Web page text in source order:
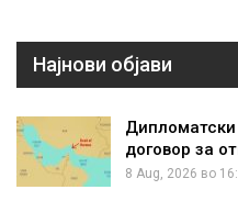
Најнови објави
договор за
8 Aug, 2026 во